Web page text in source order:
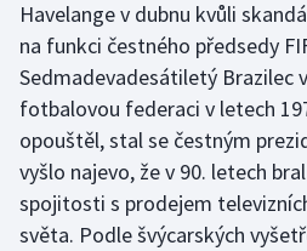
Sportovní střelba
Stolní tenis
Triatlon
Veslování
Havelange v dubnu kvůli
na funkci čestného předsedy
Sedmadevadesátiletý Brazilec
fotbalovou federaci v letech
opouštěl, stal se čestným
vyšlo najevo, že v 90. letech
spojitosti s prodejem
světa. Podle švýcarských